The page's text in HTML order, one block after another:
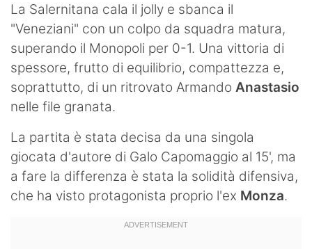
Eventi
La Salernitana cala il jolly e sbanca il
"Veneziani" con un colpo da squadra matura,
superando il Monopoli per 0-1. Una vittoria di
spessore, frutto di equilibrio, compattezza e,
soprattutto, di un ritrovato Armando Anastasio
nelle file granata.
La partita è stata decisa da una singola
giocata d'autore di Galo Capomaggio al 15', ma
a fare la differenza è stata la solidità difensiva,
che ha visto protagonista proprio l'ex Monza.